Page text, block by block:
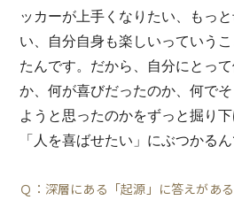
ッカーが上手くなりたい、もっ
い、自分自身も楽しいっていう
たんです。だから、自分にとっ
か、何が喜びだったのか、何で
ようと思ったのかをずっと掘り
「人を喜ばせたい」にぶつかるん
Ｑ：深層にある「起源」に答えがあ